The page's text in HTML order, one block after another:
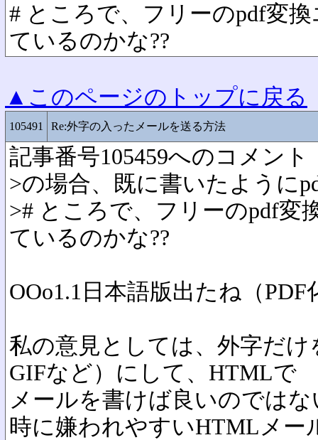
# ところで、フリーのpdf変
ているのかな??
▲このページのトップに戻る
105491 Re:外字の入ったメールを送る方法
記事番号105459へのコメント
>の場合、既に書いたように
># ところで、フリーのpdf変
ているのかな??
OOo1.1日本語版出たね（PDF
私の意見としては、外字だ
GIFなど）にして、HTMLで
メールを書けば良いのでは
時に嫌われやすいHTMLメー